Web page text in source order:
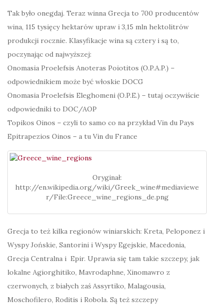
Tak było onegdaj. Teraz winna Grecja to 700 producentów
wina, 115 tysięcy hektarów upraw i 3,15 mln hektolitrów
produkcji rocznie. Klasyfikacje wina są cztery i są to,
poczynając od najwyższej:
Onomasia Proelefsis Anoteras Poiotitos (O.P.A.P.) –
odpowiednikiem może być włoskie DOCG
Onomasia Proelefsis Eleghomeni (O.P.E.) – tutaj oczywiście
odpowiedniki to DOC/AOP
Topikos Oinos – czyli to samo co na przykład Vin du Pays
Epitrapezios Oinos – a tu Vin du France
Oryginał:
http://en.wikipedia.org/wiki/Greek_wine#mediaviewe
r/File:Greece_wine_regions_de.png
Grecja to też kilka regionów winiarskich: Kreta, Peloponez i
Wyspy Jońskie, Santorini i Wyspy Egejskie, Macedonia,
Grecja Centralna i Epir. Uprawia się tam takie szczepy, jak
lokalne Agiorghitiko, Mavrodaphne, Xinomawro z
czerwonych, z białych zaś Assyrtiko, Malagousia,
Moschofilero, Roditis i Robola. Są też szczepy